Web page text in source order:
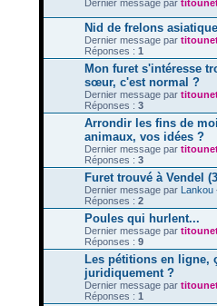
Dernier message par
Nid de frelons
Dernier message par
Réponses : 1
Mon furet s'intéresse
sœur, c'est normal ?
Dernier message par
Réponses : 3
Arrondir les fins de
animaux, vos idées ?
Dernier message par
Réponses : 3
Furet trouvé à Vendel
Dernier message par Lankou
Réponses : 2
Poules qui hurlent...
Dernier message par
Réponses : 9
Les pétitions en ligne,
juridiquement ?
Dernier message par
Réponses : 1